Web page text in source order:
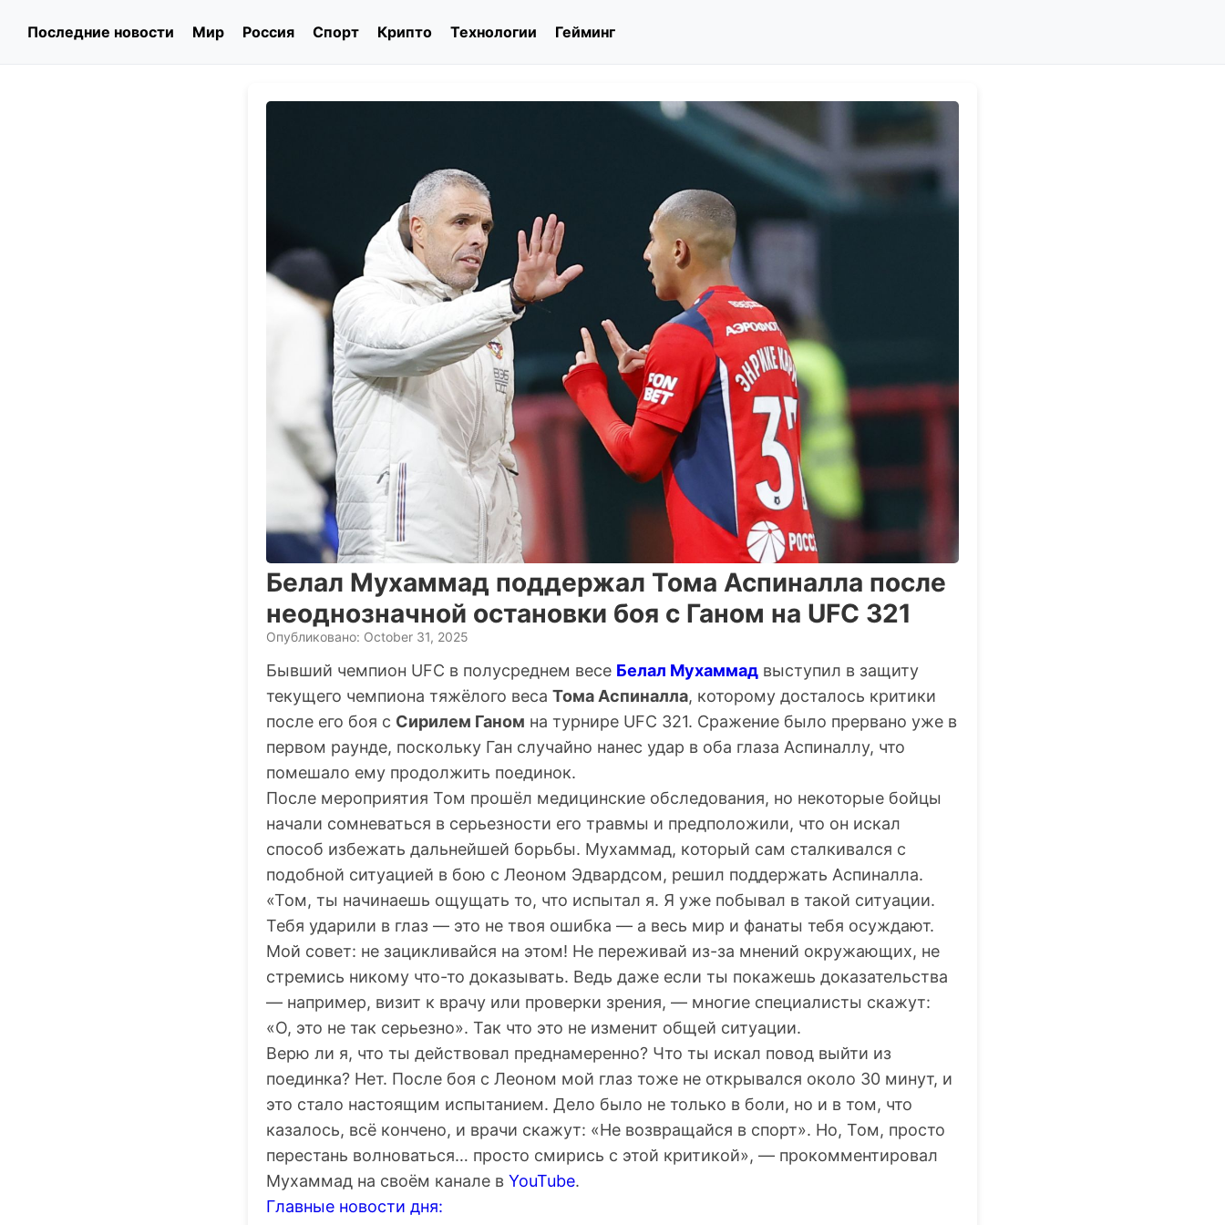
Последние новости Мир Россия Спорт Крипто Технологии Гейминг
Белал Мухаммад поддержал Тома Аспиналла после
неоднозначной остановки боя с Ганом на UFC 321
Опубликовано: October 31, 2025
Бывший чемпион UFC в полусреднем весе Белал Мухаммад выступил в защиту
текущего чемпиона тяжёлого веса Тома Аспиналла, которому досталось критики
после его боя с Сирилем Ганом на турнире UFC 321. Сражение было прервано уже в
первом раунде, поскольку Ган случайно нанес удар в оба глаза Аспиналлу, что
помешало ему продолжить поединок.
После мероприятия Том прошёл медицинские обследования, но некоторые бойцы
начали сомневаться в серьезности его травмы и предположили, что он искал
способ избежать дальнейшей борьбы. Мухаммад, который сам сталкивался с
подобной ситуацией в бою с Леоном Эдвардсом, решил поддержать Аспиналла.
«Том, ты начинаешь ощущать то, что испытал я. Я уже побывал в такой ситуации.
Тебя ударили в глаз — это не твоя ошибка — а весь мир и фанаты тебя осуждают.
Мой совет: не зацикливайся на этом! Не переживай из-за мнений окружающих, не
стремись никому что-то доказывать. Ведь даже если ты покажешь доказательства
— например, визит к врачу или проверки зрения, — многие специалисты скажут:
«О, это не так серьезно». Так что это не изменит общей ситуации.
Верю ли я, что ты действовал преднамеренно? Что ты искал повод выйти из
поединка? Нет. После боя с Леоном мой глаз тоже не открывался около 30 минут, и
это стало настоящим испытанием. Дело было не только в боли, но и в том, что
казалось, всё кончено, и врачи скажут: «Не возвращайся в спорт». Но, Том, просто
перестань волноваться… просто смирись с этой критикой», — прокомментировал
Мухаммад на своём канале в YouTube.
Главные новости дня: